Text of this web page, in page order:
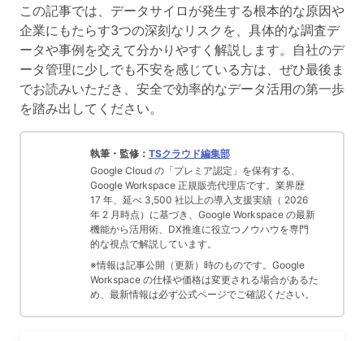
この記事では、データサイロが発生する根本的な原因や
企業にもたらす3つの深刻なリスクを、具体的な調査デ
ータや事例を交えて分かりやすく解説します。自社のデ
ータ管理に少しでも不安を感じている方は、ぜひ最後ま
でお読みいただき、安全で効率的なデータ活用の第一歩
を踏み出してください。
執筆・監修： TSクラウド編集部
Google Cloud の「プレミア認定」を保有する、
Google Workspace 正規販売代理店です。業界歴
17 年、延べ 3,500 社以上の導入支援実績（ 2026
年 2 月時点）に基づき、Google Workspace の最新
機能から活用術、DX推進に役立つノウハウを専門
的な視点で解説しています。
※情報は記事公開（更新）時のものです。Google
Workspace の仕様や価格は変更される場合があるた
め、最新情報は必ず公式ページでご確認ください。